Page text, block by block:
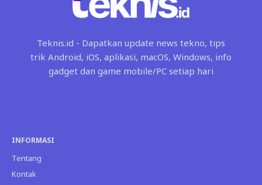
Teknis.id - Dapatkan update news tekno, tips
trik Android, iOS, aplikasi, macOS, Windows, info
gadget dan game mobile/PC setiap hari
INFORMASI
Tentang
Kontak